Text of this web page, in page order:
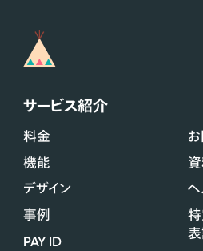
サービス紹介
料金
機能
デザイン
事例
PAY ID
ヘ